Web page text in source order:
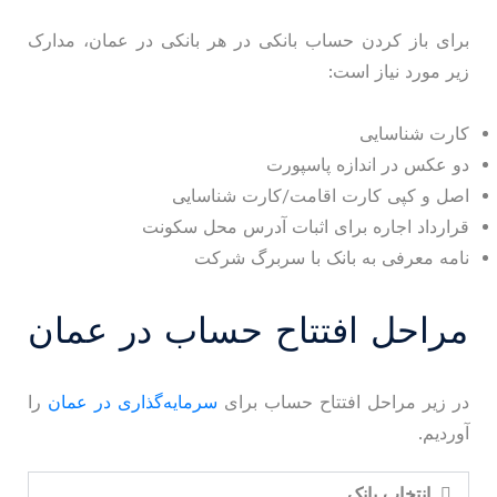
برای باز کردن حساب بانکی در هر بانکی در عمان، مدارک
زیر مورد نیاز است:
کارت شناسایی
دو عکس در اندازه پاسپورت
اصل و کپی کارت اقامت/کارت شناسایی
قرارداد اجاره برای اثبات آدرس محل سکونت
نامه معرفی به بانک با سربرگ شرکت
مراحل افتتاح حساب در عمان
در زیر مراحل افتتاح حساب برای سرمایه‌گذاری در عمان را
آوردیم.